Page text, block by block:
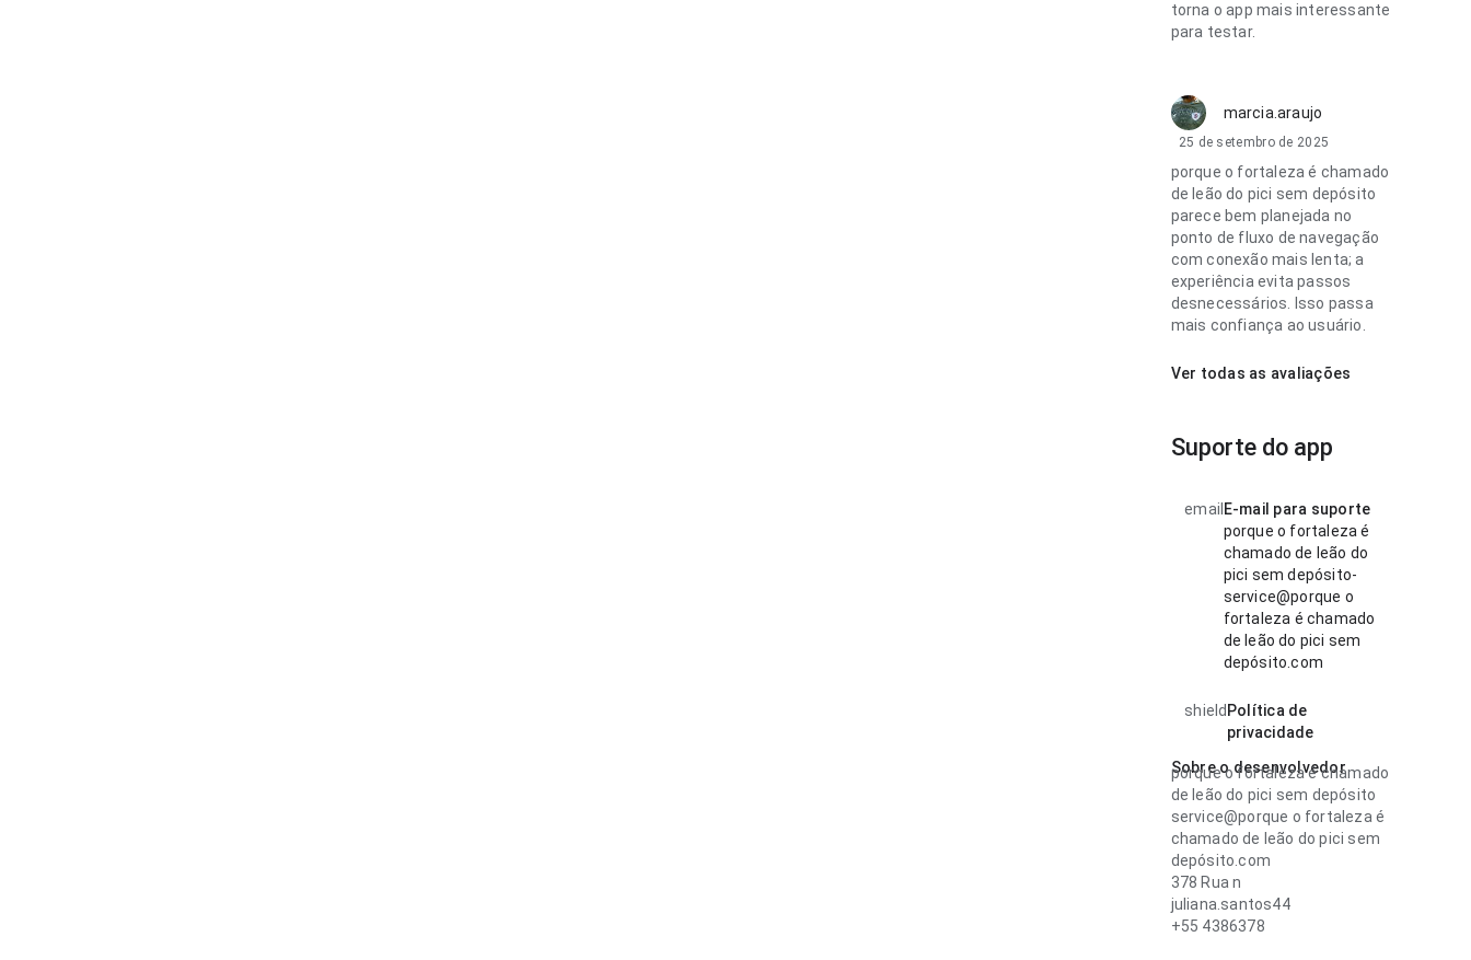
torna o app mais interessante
para testar.
marcia.araujo
25 de setembro de 2025
porque o fortaleza é chamado
de leão do pici sem depósito
parece bem planejada no
ponto de fluxo de navegação
com conexão mais lenta; a
experiência evita passos
desnecessários. Isso passa
mais confiança ao usuário.
Ver todas as avaliações
Suporte do app
email E-mail para suporte
porque o fortaleza é
chamado de leão do
pici sem depósito-
service@porque o
fortaleza é chamado
de leão do pici sem
depósito.com
shield Política de
privacidade
Sobre o desenvolvedor
porque o fortaleza é chamado
de leão do pici sem depósito
service@porque o fortaleza é
chamado de leão do pici sem
depósito.com
378 Rua n
juliana.santos44
+55 4386378